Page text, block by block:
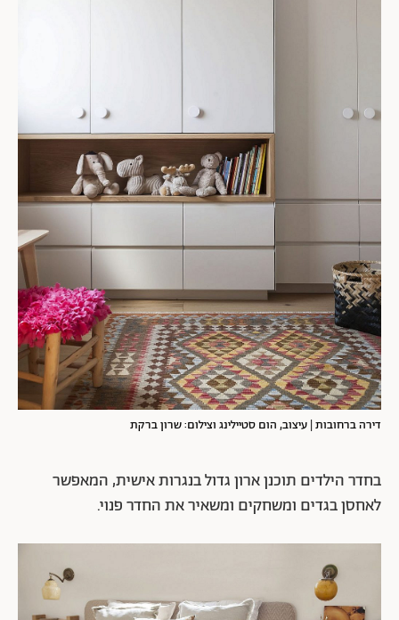
דירה ברחובות | עיצוב, הום סטיילינג וצילום: שרון ברקת
בחדר הילדים תוכנן ארון גדול בנגרות אישית, המאפשר
לאחסן בגדים ומשחקים ומשאיר את החדר פנוי.